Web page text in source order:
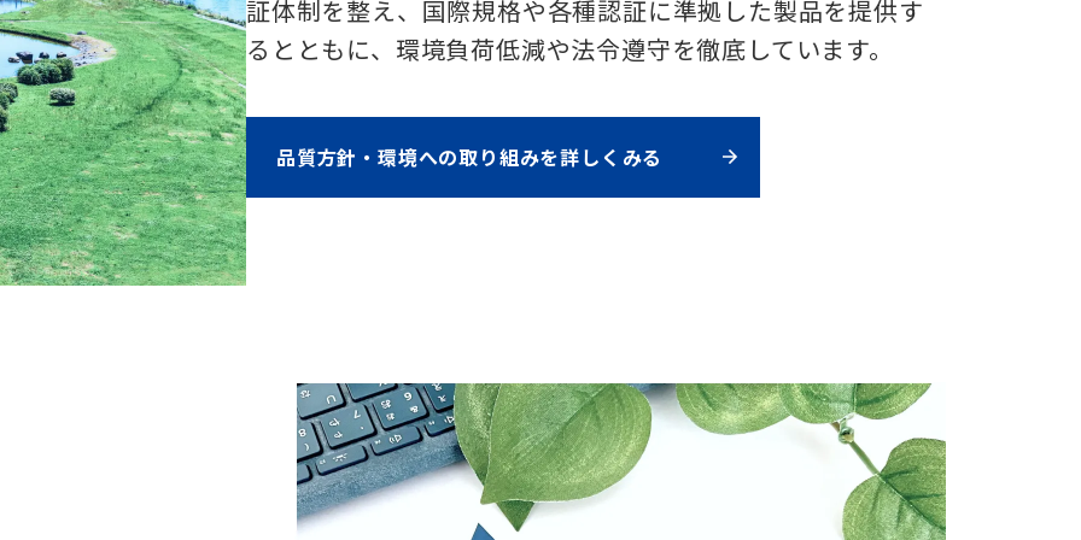
証体制を整え、国際規格や各種認証に準拠した製品を提供す
るとともに、環境負荷低減や法令遵守を徹底しています。
品質方針・環境への取り組みを詳しくみる